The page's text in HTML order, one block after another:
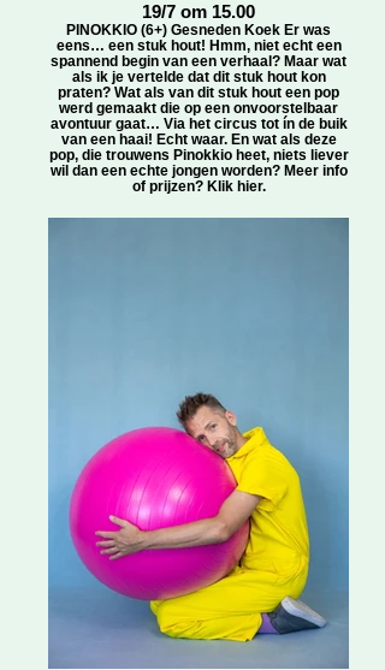
19/7 om 15.00
PINOKKIO (6+) Gesneden Koek Er was
eens… een stuk hout! Hmm, niet echt een
spannend begin van een verhaal? Maar wat
als ik je vertelde dat dit stuk hout kon
praten? Wat als van dit stuk hout een pop
werd gemaakt die op een onvoorstelbaar
avontuur gaat… Via het circus tot ín de buik
van een haai! Echt waar. En wat als deze
pop, die trouwens Pinokkio heet, niets liever
wil dan een echte jongen worden? Meer info
of prijzen? Klik hier.